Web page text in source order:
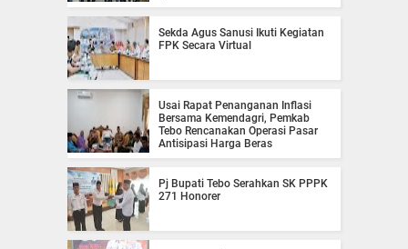
Sekda Agus Sanusi Ikuti Kegiatan
FPK Secara Virtual
Usai Rapat Penanganan Inflasi
Bersama Kemendagri, Pemkab
Tebo Rencanakan Operasi Pasar
Antisipasi Harga Beras
Pj Bupati Tebo Serahkan SK PPPK
271 Honorer